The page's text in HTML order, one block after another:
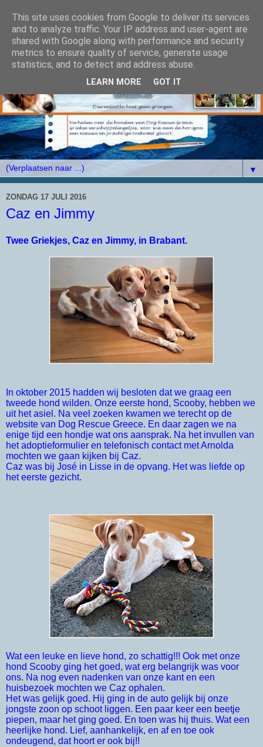
▼
ZONDAG 17 JULI 2016
Caz en Jimmy
Twee Griekjes, Caz en Jimmy, in Brabant.
In oktober 2015 hadden wij besloten dat we graag een
tweede hond wilden. Onze eerste hond, Scooby, hebben we
uit het asiel. Na veel zoeken kwamen we terecht op de
website van Dog Rescue Greece. En daar zagen we na
enige tijd een hondje wat ons aansprak. Na het invullen van
het adoptieformulier en telefonisch contact met Arnolda
mochten we gaan kijken bij Caz.
Caz was bij José in Lisse in de opvang. Het was liefde op
het eerste gezicht.
Wat een leuke en lieve hond, zo schattig!!! Ook met onze
hond Scooby ging het goed, wat erg belangrijk was voor
ons. Na nog even nadenken van onze kant en een
huisbezoek mochten we Caz ophalen.
Het was gelijk goed. Hij ging in de auto gelijk bij onze
jongste zoon op schoot liggen. Een paar keer een beetje
piepen, maar het ging goed. En toen was hij thuis. Wat een
heerlijke hond. Lief, aanhankelijk, en af en toe ook
ondeugend, dat hoort er ook bij!!
This site uses cookies from Google to deliver its services
and to analyze traffic. Your IP address and user-agent are
shared with Google along with performance and security
metrics to ensure quality of service, generate usage
statistics, and to detect and address abuse.
LEARN MORE GOT IT